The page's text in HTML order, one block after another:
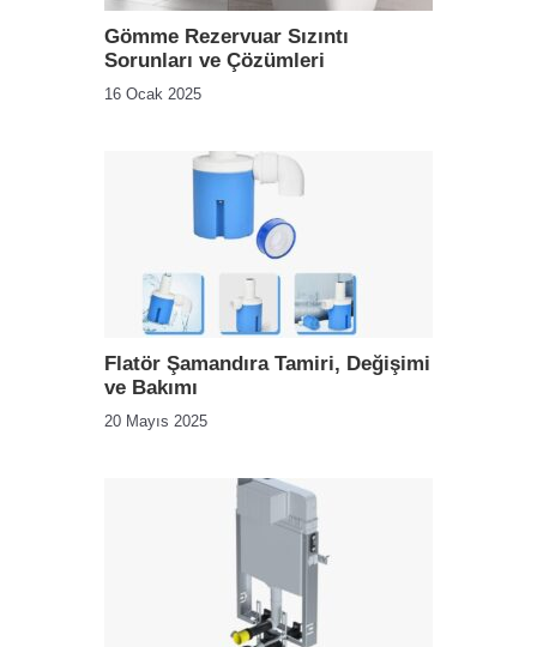
Gömme Rezervuar Sızıntı
Sorunları ve Çözümleri
16 Ocak 2025
Flatör Şamandıra Tamiri, Değişimi
ve Bakımı
20 Mayıs 2025